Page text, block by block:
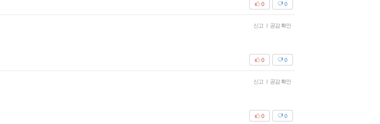
0
0
신고 | 공감 확인
0
0
신고 | 공감 확인
0
0